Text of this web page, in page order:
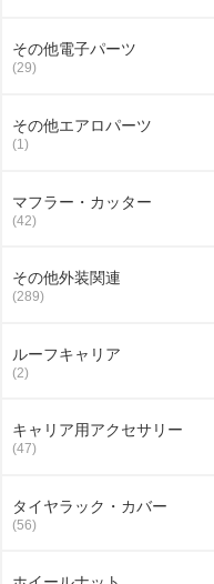
その他電子パーツ
(29)
その他エアロパーツ
(1)
マフラー・カッター
(42)
その他外装関連
(289)
ルーフキャリア
(2)
キャリア用アクセサリー
(47)
タイヤラック・カバー
(56)